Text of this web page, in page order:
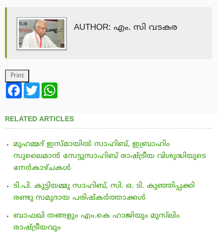
AUTHOR: എം. സി വടകര
FacebookTwitter
RELATED ARTICLES
മുഹമ്മദ് ഇസ്മായില്‍ സാഹിബ്, ഇബ്രാഹിം
സുലൈമാന്‍ സേട്ടുസാഹിബ് രാഷ്ട്രീയ വിശുദ്ധിയുടെ
നേര്‍കാഴ്ചകള്‍
ടി.പി. കുട്ടിയമ്മു സാഹിബ്, സി. ഒ. ടി. കുഞ്ഞിപ്പക്കി
രണ്ടു സമുദായ പരിഷ്‌കര്‍ത്താക്കള്‍
ബാഫഖി തങ്ങളും എം.കെ ഹാജിയും മുസ്‌ലിം
രാഷ്ട്രീയവും